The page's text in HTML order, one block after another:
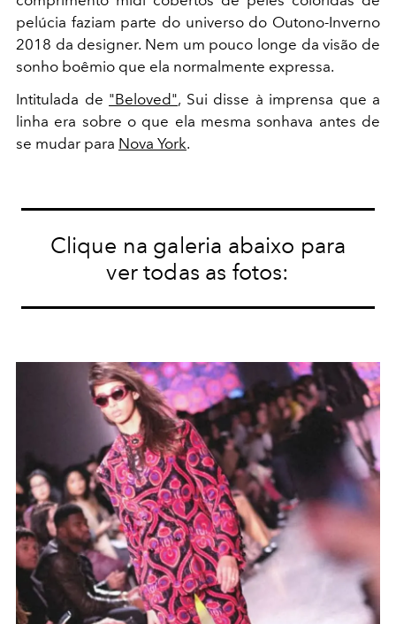
pelúcia faziam parte do universo do Outono-Inverno
2018 da designer. Nem um pouco longe da visão de
sonho boêmio que ela normalmente expressa.
Intitulada de "Beloved", Sui disse à imprensa que a
linha era sobre o que ela mesma sonhava antes de
se mudar para Nova York.
Clique na galeria abaixo para
ver todas as fotos: